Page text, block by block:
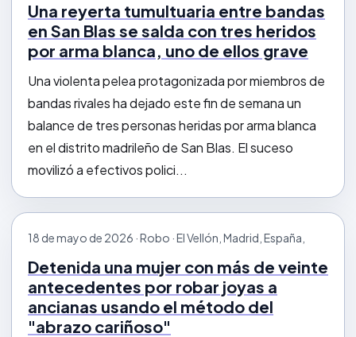
Una reyerta tumultuaria entre bandas
en San Blas se salda con tres heridos
por arma blanca, uno de ellos grave
Una violenta pelea protagonizada por miembros de
bandas rivales ha dejado este fin de semana un
balance de tres personas heridas por arma blanca
en el distrito madrileño de San Blas. El suceso
movilizó a efectivos polici...
18 de mayo de 2026 · Robo · El Vellón, Madrid, España,
Detenida una mujer con más de veinte
antecedentes por robar joyas a
ancianas usando el método del
"abrazo cariñoso"